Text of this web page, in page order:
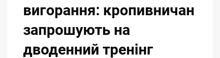
вигорання: кропивничан
запрошують на
дводенний тренінг